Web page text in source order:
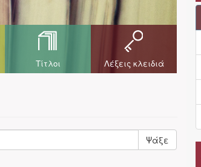
Τίτλοι Λέξεις κλειδιά
Ψάξε